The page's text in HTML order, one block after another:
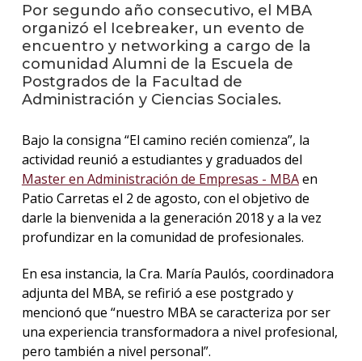
Por segundo año consecutivo, el MBA
organizó el Icebreaker, un evento de
encuentro y networking a cargo de la
comunidad Alumni de la Escuela de
Postgrados de la Facultad de
Administración y Ciencias Sociales.
Bajo la consigna “El camino recién comienza”, la
actividad reunió a estudiantes y graduados del
Master en Administración de Empresas - MBAen
Patio Carretas el 2 de agosto, con el objetivo de
darle la bienvenida a la generación 2018 y a la vez
profundizar en la comunidad de profesionales.
En esa instancia, la Cra. María Paulós, coordinadora
adjunta del MBA, se refirió a ese postgrado y
mencionó que “nuestro MBA se caracteriza por ser
una experiencia transformadora a nivel profesional,
pero también a nivel personal”.